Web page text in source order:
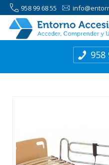
958 99 68 55
958